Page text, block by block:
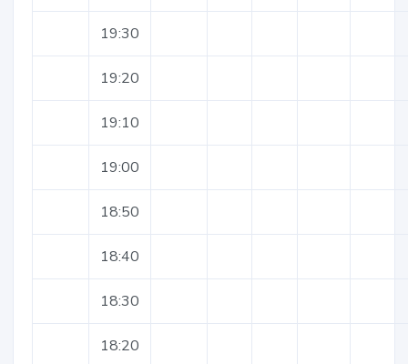
19:30
19:20
19:10
19:00
18:50
18:40
18:30
18:20